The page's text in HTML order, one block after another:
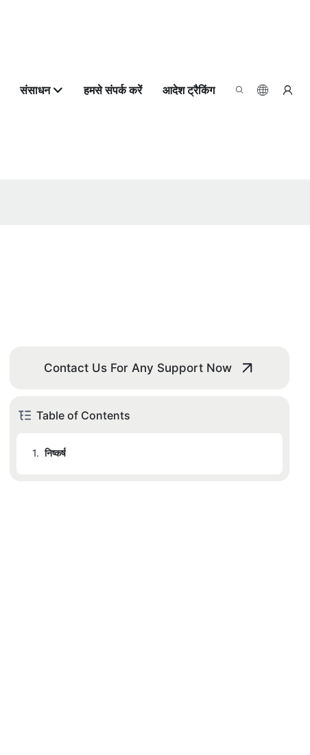
संसाधन हमसे संपर्क करें आदेश ट्रैकिंग
Contact Us For Any Support Now
Table of Contents
1. निष्कर्ष